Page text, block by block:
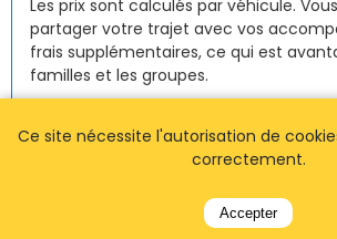
Les prix sont calculés par véhicule.
partager votre trajet avec vos
frais supplémentaires, ce qui est
familles et les groupes.
Fonctionnez-vous la nuit et tôt le
service de taxi à Glabbeek
24h/24 et 7j/7. Les arrivées tardives et
Ce site nécessite l'autorisation de
correctement.
Accepter